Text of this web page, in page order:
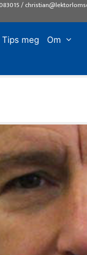
/
Tips meg Om